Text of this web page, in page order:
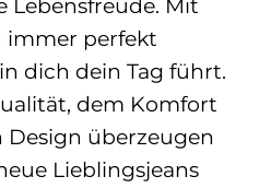
Lebensfreude. Mit
immer perfekt
dich dein Tag führt.
dem Komfort
überzeugen
Lieblingsjeans